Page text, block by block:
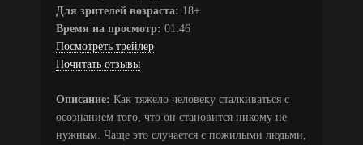
Для зрителей возраста: 18+
Время на просмотр: 01:46
Посмотреть трейлер
Почитать отзывы
Описание: Как тяжело человеку сталкиваться с
осознанием того, что он становится никому не
нужным. Чаще это случается с пожилыми людьми,